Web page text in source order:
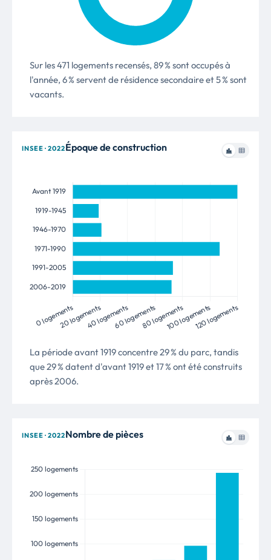
Sur les 471 logements recensés, 89 % sont occupés à
l'année, 6 % servent de résidence secondaire et 5 % sont
vacants.
INSEE · 2022Époque de construction
La période avant 1919 concentre 29 % du parc, tandis
que 29 % datent d'avant 1919 et 17 % ont été construits
après 2006.
INSEE · 2022Nombre de pièces